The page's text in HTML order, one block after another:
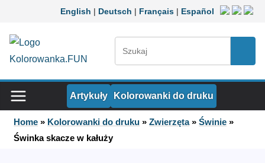
Przejdź do treściEnglish | Deutsch | Français | Español
Artykuły Kolorowanki do druku
Home » Kolorowanki do druku »Zwierzęta»Świnie »
Świnka skacze w kałuży